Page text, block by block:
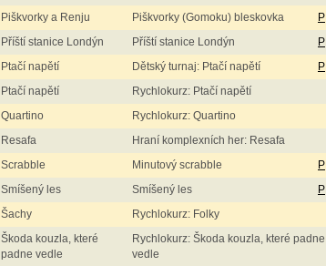
Piškvorky a Renju Piškvorky (Gomoku) bleskovka P
Příští stanice Londýn Příští stanice Londýn P
Ptačí napětí Dětský turnaj: Ptačí napětí P
Ptačí napětí Rychlokurz: Ptačí napětí
Quartino Rychlokurz: Quartino
Resafa Hraní komplexních her: Resafa
Scrabble Minutový scrabble P
Smíšený les Smíšený les P
Šachy Rychlokurz: Folky
Škoda kouzla, které
padne vedle
Rychlokurz: Škoda kouzla, které padne
vedle